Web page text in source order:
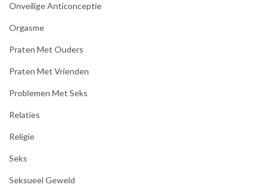
Onveilige Anticonceptie
Orgasme
Praten Met Ouders
Praten Met Vrienden
Problemen Met Seks
Relaties
Religie
Seks
Seksueel Geweld